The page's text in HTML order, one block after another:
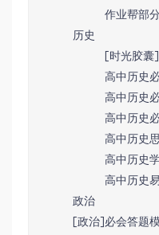
作业帮部
历史
[时光胶
高中历史
高中历史
高中历史
高中历史
高中历史
高中历史
政治
[政治]必会答题